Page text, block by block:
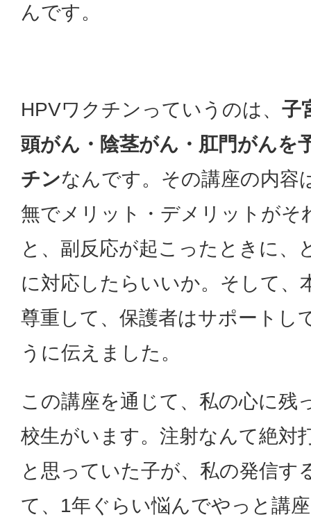
んです。
HPVワクチンっていうのは、 子
頭がん・陰茎がん・肛門がんを
チンなんです。その講座の内容
無でメリット・デメリットがそ
と、副反応が起こったときに、
に対応したらいいか。そして、
尊重して、保護者はサポートし
うに伝えました。
この講座を通じて、私の心に残
校生がいます。注射なんて絶対
と思っていた子が、私の発信す
て、1年ぐらい悩んでやっと講